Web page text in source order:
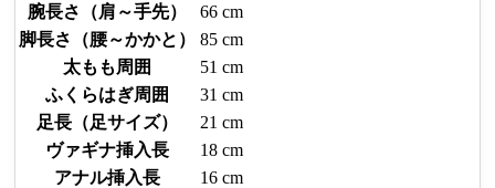
腕長さ（肩～手先）
66 cm
脚長さ（腰～かかと）
85 cm
太もも周囲
51 cm
ふくらはぎ周囲
31 cm
足長（足サイズ）
21 cm
ヴァギナ挿入長
18 cm
アナル挿入長
16 cm